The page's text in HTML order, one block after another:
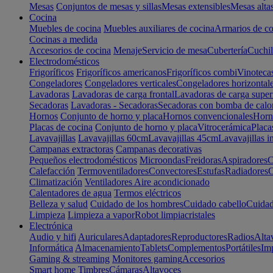
Mesas Conjuntos de mesas y sillasMesas extensiblesMesas
Cocina
Muebles de cocina Muebles auxiliares de cocinaArmarios de
Cocinas a medida
Accesorios de cocina MenajeServicio de mesaCubertería
Electrodomésticos
Frigoríficos Frigoríficos americanosFrigoríficos combi
Congeladores Congeladores verticalesCongeladores
Lavadoras Lavadoras de carga frontalLavadoras de carga
Secadoras Lavadoras - SecadorasSecadoras con bomba de
Hornos Conjunto de horno y placaHornos convencionales
Placas de cocina Conjunto de horno y placaVitrocerámica
Lavavajillas Lavavajillas 60cmLavavajillas 45cmLavavajillas
Campanas extractoras Campanas decorativas
Pequeños electrodomésticos MicroondasFreidorasAspiradores
Calefacción TermoventiladoresConvectoresEstufasRadiadores
Climatización Ventiladores Aire acondicionado
Calentadores de agua Termos eléctricos
Belleza y salud Cuidado de los hombresCuidado cabello
Limpieza Limpieza a vaporRobot limpiacristales
Electrónica
Audio y hifi AuricularesAdaptadoresReproductoresRadios
Informática AlmacenamientoTabletsComplementosPortátiles
Gaming & streaming Monitores gamingAccesorios
Smart home TimbresCámarasAltavoces